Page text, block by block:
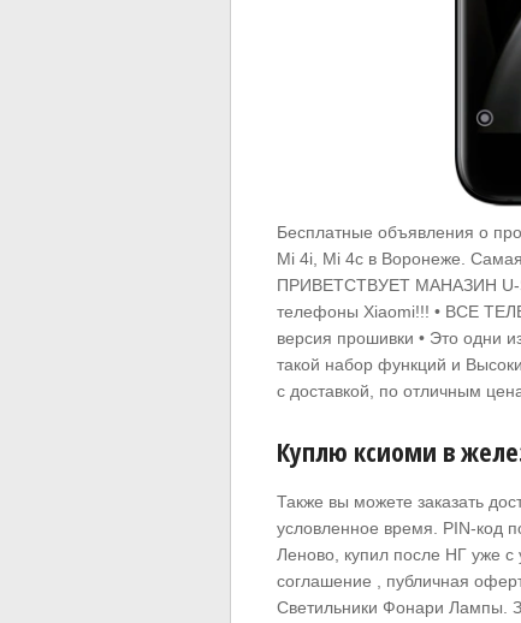
Бесплатные объявления о
Mi 4i, Mi 4c в Воронеже.
ПРИВЕТСТВУЕТ МАНАЗИН U-
телефоны Xiaomi!!! • ВСЕ
версия прошивки • Это одни
такой набор функций и
с доставкой, по отличным
Куплю ксиоми в
Также вы можете заказать
условленное время. PIN-код
Леново, купил после НГ уже с
соглашение , публичная
Светильники Фонари Лампы.